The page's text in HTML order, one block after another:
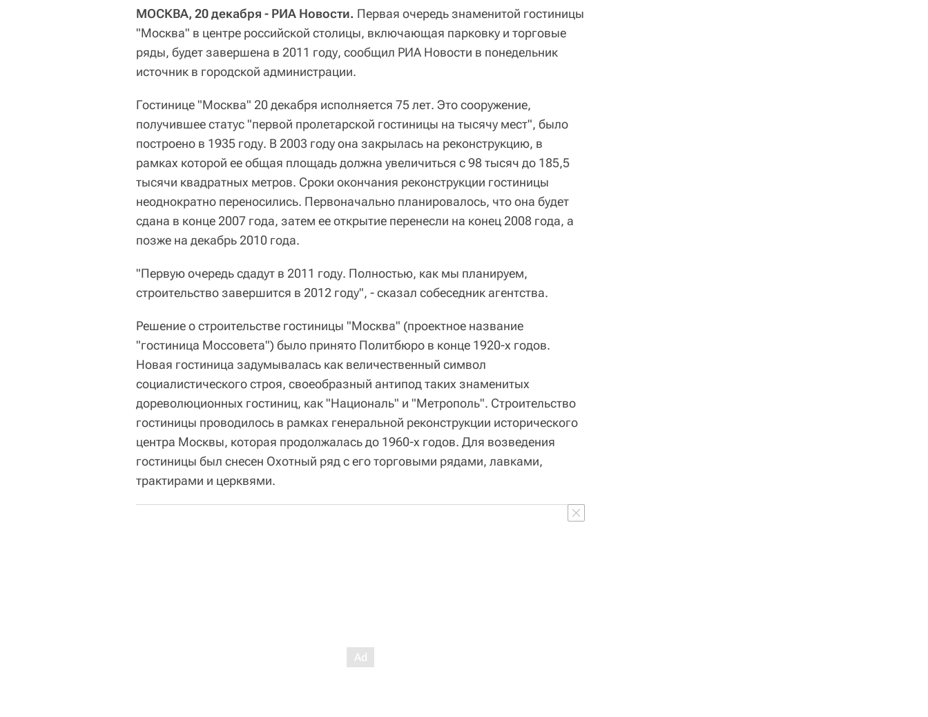
МОСКВА, 20 декабря - РИА Новости. Первая очередь знаменитой гостиницы
"Москва" в центре российской столицы, включающая парковку и торговые
ряды, будет завершена в 2011 году, сообщил РИА Новости в понедельник
источник в городской администрации.
Гостинице "Москва" 20 декабря исполняется 75 лет. Это сооружение,
получившее статус "первой пролетарской гостиницы на тысячу мест", было
построено в 1935 году. В 2003 году она закрылась на реконструкцию, в
рамках которой ее общая площадь должна увеличиться с 98 тысяч до 185,5
тысячи квадратных метров. Сроки окончания реконструкции гостиницы
неоднократно переносились. Первоначально планировалось, что она будет
сдана в конце 2007 года, затем ее открытие перенесли на конец 2008 года, а
позже на декабрь 2010 года.
"Первую очередь сдадут в 2011 году. Полностью, как мы планируем,
строительство завершится в 2012 году", - сказал собеседник агентства.
Решение о строительстве гостиницы "Москва" (проектное название
"гостиница Моссовета") было принято Политбюро в конце 1920-х годов.
Новая гостиница задумывалась как величественный символ
социалистического строя, своеобразный антипод таких знаменитых
дореволюционных гостиниц, как "Националь" и "Метрополь". Строительство
гостиницы проводилось в рамках генеральной реконструкции исторического
центра Москвы, которая продолжалась до 1960-х годов. Для возведения
гостиницы был снесен Охотный ряд с его торговыми рядами, лавками,
трактирами и церквями.